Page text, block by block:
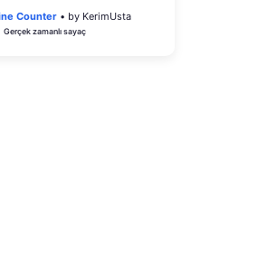
Counter • by KerimUsta
Gerçek zamanlı sayaç